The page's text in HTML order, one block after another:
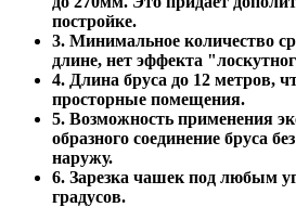
постройке.
3. Минимальное количество
длине, нет эффекта
4. Длина бруса до 12 метров,
просторные помещения.
5. Возможность применения
образного соединение бруса
наружу.
6. Зарезка чашек под любым
градусов.